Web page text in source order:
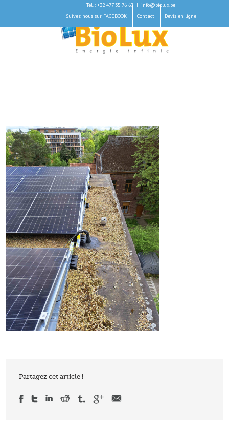
Tél. : +32 477 35 76 67 |
info@biolux.be
Suivez nous sur FACEBOOK
Contact Devis en ligne
Partagez cet article !